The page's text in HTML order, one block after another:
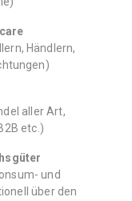
Händlern,
aller Art,
etc.)
und
über den